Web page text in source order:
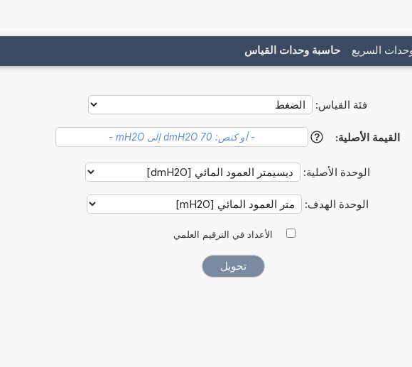
السريع حاسبة وحدات القياس
فئة القياس:
القيمة الأصلية: ?
الوحدة الأصلية:
الوحدة الهدف:
الأعداد في الترقيم العلمي